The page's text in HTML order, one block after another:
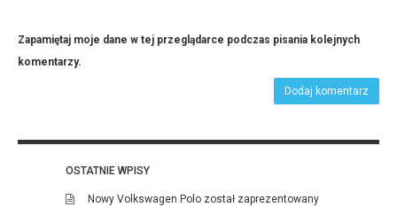
Zapamiętaj moje dane w tej przeglądarce podczas pisania kolejnych
komentarzy.
OSTATNIE WPISY
Nowy Volkswagen Polo został zaprezentowany